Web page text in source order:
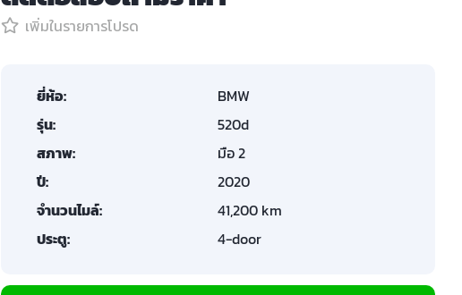
เพิ่มในรายการโปรด
ยี่ห้อ:
BMW
รุ่น:
520d
สภาพ:
มือ 2
ปี:
2020
จำนวนไมล์:
41,200 km
ประตู:
4-door